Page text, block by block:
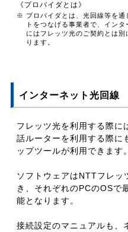
《プロバイダとは》
※ プロバイダとは、光回線等を通
トをつなげる事業者で、イン
にはフレッツ光のご契約とは
ります。
インターネット光回線
フレッツ光を利用する際に
話ルーターを利用する際に
ップツールが利用できます。
ソフトウェアはNTTフレッ
き、それぞれのPCのOSで
能となります。
接続設定のマニュアルも、